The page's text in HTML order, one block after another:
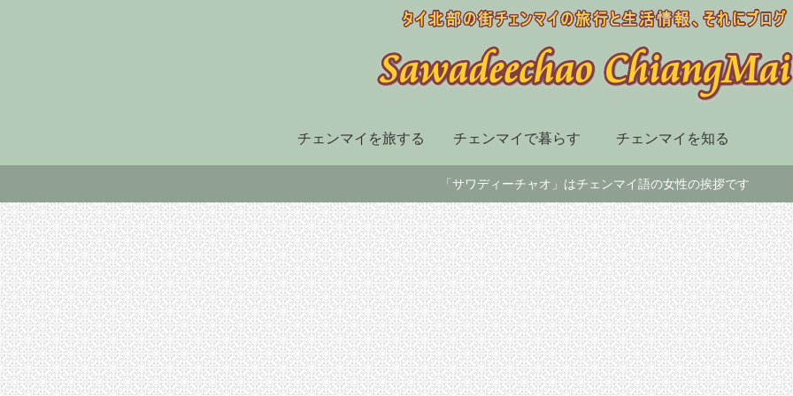
チェンマイを旅する チェンマイで暮らす チェンマイを知る
「サワディーチャオ」はチェンマイ語の女性の挨拶です